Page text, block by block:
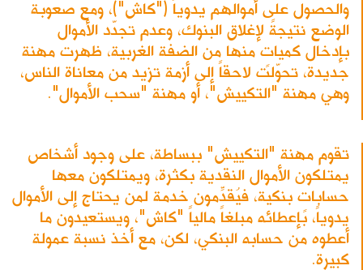
والحصول على أموالهم يدوياً ("كاش")، ومع صعوبة
الوضع نتيجةً لإغلاق البنوك، وعدم تجدّد الأموال
بإدخال كمياتٍ منها من الضفة الغربية، ظهرت مهنة
جديدة، تحوّلت لاحقاً إلى أزمة تزيد من معاناة الناس،
وهي مهنة "التكييش"، أو مهنة "سحب الأموال".
تقوم مهنة "التكييش" ببساطة، على وجود أشخاص
يمتلكون الأموال النقدية بكثرة، ويمتلكون معها
حساباتٍ بنكية، فيُقدِّمون خدمة لمن يحتاج إلى الأموال
يدوياً، بإعطائه مبلغاً مالياً "كاش"، ويستعيدون ما
أعطوه من حسابه البنكي، لكن، مع أخذ نسبة عمولة
كبيرة.